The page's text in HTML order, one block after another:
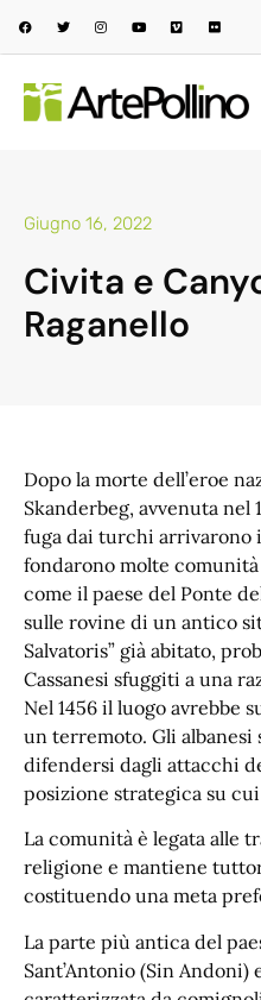
Giugno 16, 2022
Civita e
Raganello
Dopo la morte dell’eroe
Skanderbeg, avvenuta
fuga dai turchi arrivarono
fondarono molte
come il paese del Ponte
sulle rovine di un antico
Salvatoris” già abitato,
Cassanesi sfuggiti a una
Nel 1456 il luogo avrebbe
un terremoto. Gli albanesi
difendersi dagli attacchi
posizione strategica su
La comunità è legata alle
religione e mantiene
costituendo una meta
La parte più antica del
Sant’Antonio (Sin